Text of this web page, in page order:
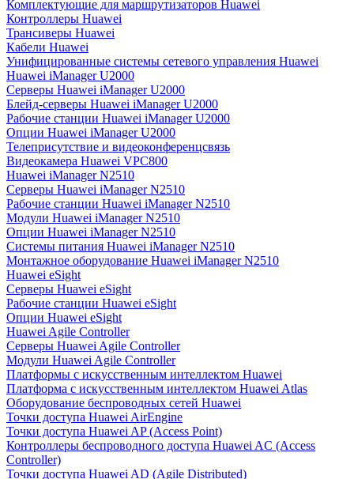
Комплектующие для маршрутизаторов Huawei
Контроллеры Huawei
Трансиверы Huawei
Кабели Huawei
Унифицированные системы сетевого управления Huawei
Huawei iManager U2000
Серверы Huawei iManager U2000
Блейд-серверы Huawei iManager U2000
Рабочие станции Huawei iManager U2000
Опции Huawei iManager U2000
Телеприсутствие и видеоконференцсвязь
Видеокамера Huawei VPC800
Huawei iManager N2510
Серверы Huawei iManager N2510
Рабочие станции Huawei iManager N2510
Модули Huawei iManager N2510
Опции Huawei iManager N2510
Системы питания Huawei iManager N2510
Монтажное оборудование Huawei iManager N2510
Huawei eSight
Серверы Huawei eSight
Рабочие станции Huawei eSight
Опции Huawei eSight
Huawei Agile Controller
Серверы Huawei Agile Controller
Модули Huawei Agile Controller
Платформы с искусственным интеллектом Huawei
Платформа с искусственным интеллектом Huawei Atlas
Оборудование беспроводных сетей Huawei
Точки доступа Huawei AirEngine
Точки доступа Huawei AP (Access Point)
Контроллеры беспроводного доступа Huawei AC (Access
Controller)
Точки доступа Huawei AD (Agile Distributed)